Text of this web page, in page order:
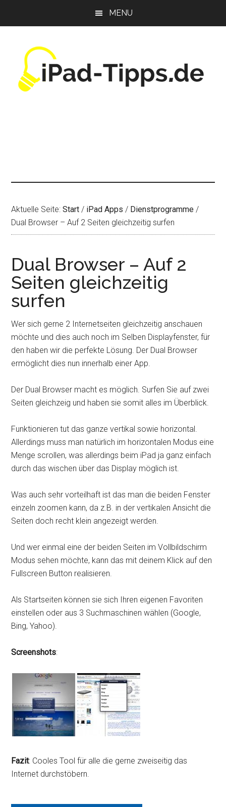
MENU
Aktuelle Seite:Start / iPad Apps / Dienstprogramme /
Dual Browser – Auf 2 Seiten gleichzeitig surfen
Dual Browser – Auf 2
Seiten gleichzeitig
surfen
Wer sich gerne 2 Internetseiten gleichzeitig anschauen
möchte und dies auch noch im Selben Displayfenster, für
den haben wir die perfekte Lösung. Der Dual Browser
ermöglicht dies nun innerhalb einer App.
Der Dual Browser macht es möglich. Surfen Sie auf zwei
Seiten gleichzeig und haben sie somit alles im Überblick.
Funktionieren tut das ganze vertikal sowie horizontal.
Allerdings muss man natürlich im horizontalen Modus eine
Menge scrollen, was allerdings beim iPad ja ganz einfach
durch das wischen über das Display möglich ist.
Was auch sehr vorteilhaft ist das man die beiden Fenster
einzeln zoomen kann, da z.B. in der vertikalen Ansicht die
Seiten doch recht klein angezeigt werden.
Und wer einmal eine der beiden Seiten im Vollbildschirm
Modus sehen möchte, kann das mit deinem Klick auf den
Fullscreen Button realisieren.
Als Startseiten können sie sich Ihren eigenen Favoriten
einstellen oder aus 3 Suchmaschinen wählen (Google,
Bing, Yahoo).
Screenshots:
Fazit: Cooles Tool für alle die gerne zweiseitig das
Internet durchstöbern.